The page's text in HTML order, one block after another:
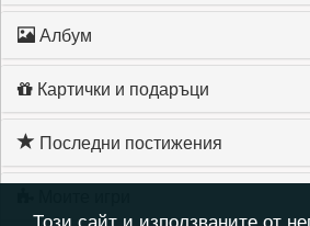
Албум
Картички и подаръци
Последни постижения
Този сайт и използваните от